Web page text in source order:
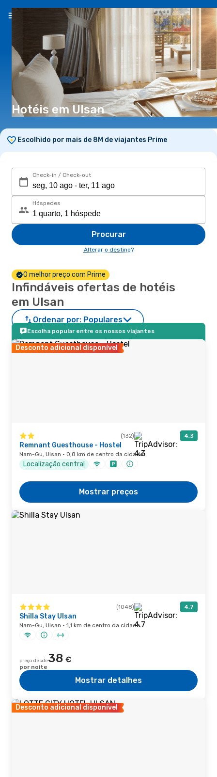
PT(€)
Hotéis em Ulsan
Escolhido por mais de 8M de viajantes Prime
Check-in / Check-out
Hóspedes
Procurar
Alterar o destino?
O melhor preço com Prime
Infindáveis ofertas de hotéis
em Ulsan
Ordenar por: Populares
Escolha popular entre os nossos viajantes
Desconto adicional disponível
(132) 4,3
Remnant Guesthouse - Hostel
Nam-Gu, Ulsan · 0,8 km de centro da cidade
Localização central
Mostrar preços
(1048) 4,7
Shilla Stay Ulsan
Nam-Gu, Ulsan · 1,1 km de centro da cidade
preço desde38 €
por noite
Mostrar detalhes
Desconto adicional disponível